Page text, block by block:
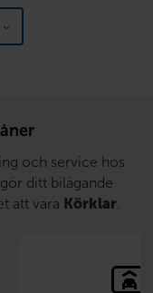
och service hos
ditt bilägande
att vara Körklar.